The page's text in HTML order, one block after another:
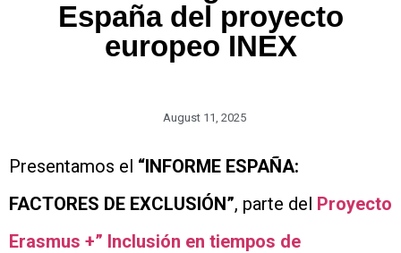
España del proyecto
europeo INEX
August 11, 2025
Presentamos el “INFORME ESPAÑA:
FACTORES DE EXCLUSIÓN”, parte del Proyecto
Erasmus +” Inclusión en tiempos de